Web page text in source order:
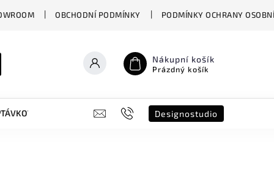
OBCHODNÍ PODMÍNKY PODMÍNKY OCHRANY
Nákupní košík
Prázdný košík
FORMULÁŘ B2B SHOWROOM
Designostudio